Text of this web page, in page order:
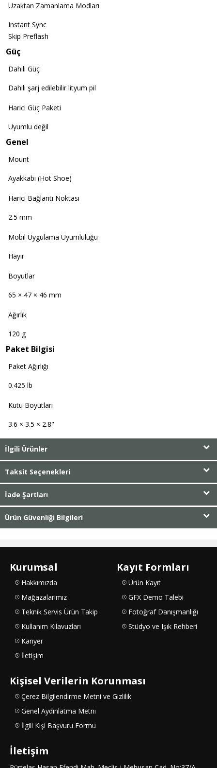
Uzaktan Zamanlama Modları
Instant Sync
Skip Preflash
Güç
Dahili Güç
Dahili şarj edilebilir lityum pil
Harici Güç Paketi
Uyumlu değil
Genel
Mount
Ayakkabı (Hot Shoe)
Harici Bağlantı Noktası
2.5 mm
Mobil Uygulama Uyumluluğu
Hayır
Boyutlar
65 × 47 × 46 mm
Ağırlık
120 g
Paket Bilgisi
Paket Ağırlığı
0.425 lb
Kutu Boyutları
3.6 × 3.5 × 2.8"
İlgili Ürünler
Taksit Seçenekleri
İade Şartları
Ürün Güvenliği Bilgileri
Kurumsal
Hakkımızda
Mağazalarımız
Teknik Servis Ürün Takip
Kullanım Kılavuzları
Kariyer
İletişim
Kayıt Formları
Ürün Kayıt
GFX Demo Talebi
Fotoğraf Danışmanlığı
Stüdyo ve Işık Rehberi
Kişisel Verilerin Korunması
Çerez Bilgilendirme Metni ve Gizlilik
Genel Aydınlatma Metni
İlgili Kişi Başvuru Formu
İletişim